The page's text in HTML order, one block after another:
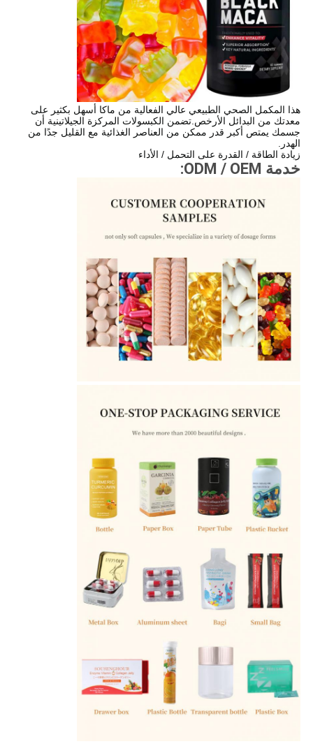
هذا المكمل الصحي الطبيعي عالي الفعالية من ماكا أسهل بكثير على
معدتك من البدائل الأرخص.تضمن الكبسولات المركزة الجيلاتينية أن
جسمك يمتص أكبر قدر ممكن من العناصر الغذائية مع القليل جدًا من
الهدر.
زيادة الطاقة / القدرة على التحمل / الأداء
خدمة ODM / OEM: